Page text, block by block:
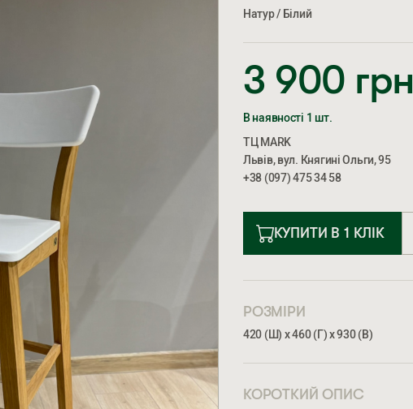
Натур / Білий
3 900 грн
В наявності 1 шт.
ТЦ MARK
Львів, вул. Княгині Ольги, 95
+38 (097) 475 34 58
КУПИТИ В 1 КЛІК
РОЗМІРИ
420 (Ш) х 460 (Г) х 930 (В)
КОРОТКИЙ ОПИС